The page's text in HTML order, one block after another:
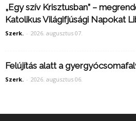
„Egy szív Krisztusban” –
Katolikus Világifjúsági Napokat
Szerk. - 2026. augusztus 07.
Felújítás alatt a
Szerk. - 2026. augusztus 06.